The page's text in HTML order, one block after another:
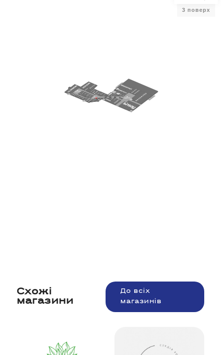
3 поверх
Схожі
магазини
До всіх
магазинів